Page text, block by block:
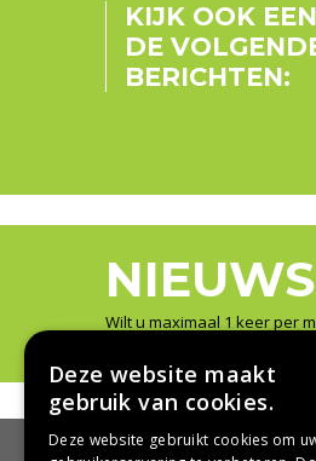
KIJK OOK
DE
BERICHTEN:
Wilt u maximaal 1 keer per
Wij slaan uw gegevens
Deze website maakt
gebruik van cookies.
Deze website gebruikt cookies om